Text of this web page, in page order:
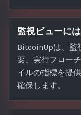
監視ビューに
BitcoinUpは、監
要、実行フロー
イルの指標を提
確保します。